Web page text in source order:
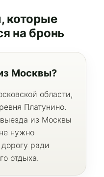
которые
на бронь
Москвы?
области,
Платунино.
из Москвы
нужно
ради
отдыха.